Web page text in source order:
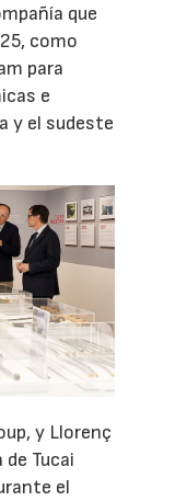
que
como
para
e
y el sudeste
y Llorenç
Tucai
el